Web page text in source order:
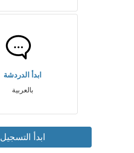
ابدأ الدردشة
بالعربية
ابدأ التسجيل